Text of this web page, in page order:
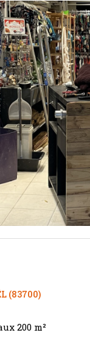
(83700)
Murs commerciaux 200 m²